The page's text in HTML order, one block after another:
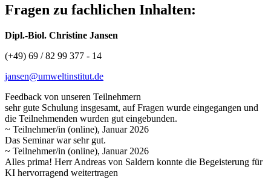
Fragen zu fachlichen Inhalten:
Dipl.-Biol. Christine Jansen
(+49) 69 / 82 99 377 - 14
jansen@umweltinstitut.de
Feedback von unseren Teilnehmern
sehr gute Schulung insgesamt, auf Fragen wurde eingegangen und
die Teilnehmenden wurden gut eingebunden.
~ Teilnehmer/in (online), Januar 2026
Das Seminar war sehr gut.
~ Teilnehmer/in (online), Januar 2026
Alles prima! Herr Andreas von Saldern konnte die Begeisterung für
KI hervorragend weitertragen